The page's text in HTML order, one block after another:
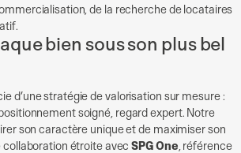
de la recherche de locataires
bien sous son plus bel
d’une stratégie de valorisation sur mesure :
soigné, regard expert. Notre
son caractère unique et de maximiser son
étroite avecSPG One , référence